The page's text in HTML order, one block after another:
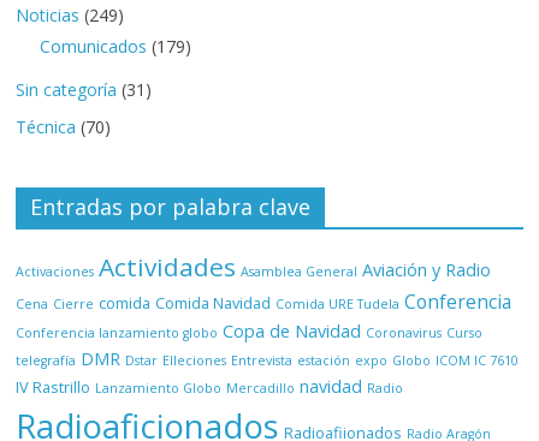
Noticias (249)
Comunicados (179)
Sin categoría (31)
Técnica (70)
Entradas por palabra clave
Activaciones Actividades Asamblea General Aviación y Radio
Cena Cierre comida Comida Navidad Comida URE Tudela Conferencia
Conferencia lanzamiento globo Copa de Navidad Coronavirus Curso
telegrafía DMR Dstar Elleciones Entrevista estación expo Globo ICOM IC 7610
IV Rastrillo Lanzamiento Globo Mercadillo navidad Radio
Radioaficionados Radioafiionados Radio Aragón